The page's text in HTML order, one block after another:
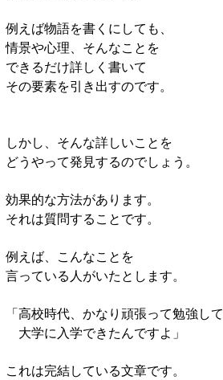
例えば物語を書くにしても、
情景や心理、そんなことを
できるだけ詳しく書いて
その要素を引き出すのです。
しかし、そんな詳しいことを
どうやって発見するのでしょう。
効果的な方法があります。
それは質問することです。
例えば、こんなことを
言っている人がいたとします。
「高校時代、かなり頑張って勉強して
大学に入学できたんですよ」
これは完結している文章です。